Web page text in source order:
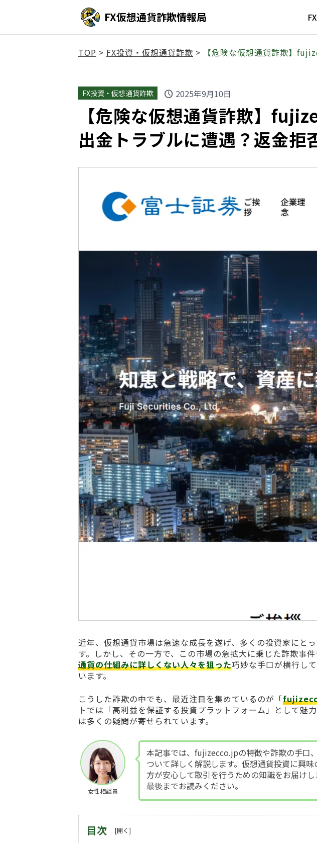
FX仮想通貨詐欺情報局
TOP > FX投資・仮想通貨詐欺 > 【危険な仮想通貨詐欺】
FX投資・仮想通貨詐欺 schedule 2025年9月10日
【危険な仮想通貨詐欺】
出金トラブルに遭遇？返金拒
近年、仮想通貨市場は急速な成長を遂げ、多くの投資家にと
す。しかし、その一方で、この市場の急拡大に乗じた詐欺事件
通貨の仕組みに詳しくない人々を狙った巧妙な手口が横行し
います。
こうした詐欺の中でも、最近注目を集めているのが「
トでは「高利益を保証する投資プラットフォーム」として魅
は多くの疑問が寄せられています。
女性相談員
本記事では、fujizecco.jpの特徴や詐欺の手口
ついて詳しく解説します。仮想通貨投資に興
方が安心して取引を行うための知識をお届け
最後までお読みください。
目次